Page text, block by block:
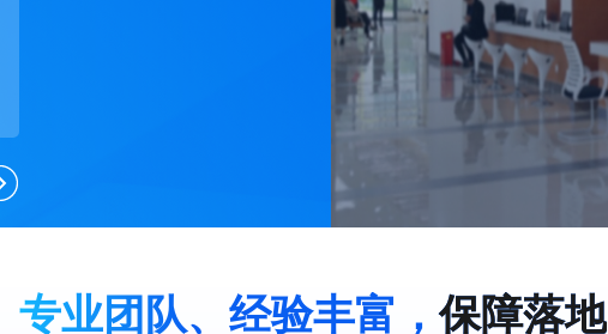
专业团队、经验丰富，保障落地